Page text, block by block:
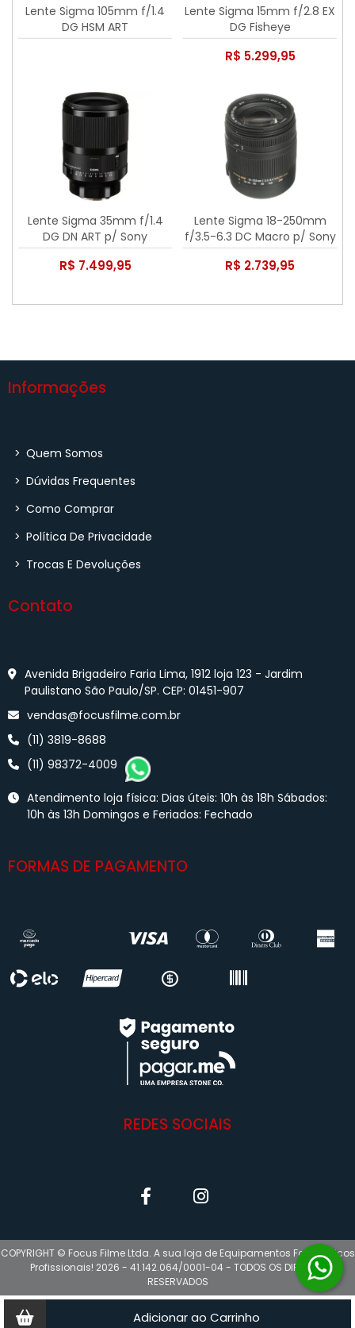
Adicionar ao Carrinho
Lente Sigma 105mm f/1.4
DG HSM ART
Lente Sigma 15mm f/2.8 EX
DG Fisheye
R$ 5.299,95
Lente Sigma 35mm f/1.4
DG DN ART p/ Sony
R$ 7.499,95
Lente Sigma 18-250mm
f/3.5-6.3 DC Macro p/ Sony
R$ 2.739,95
Informações
> Quem Somos
> Dúvidas Frequentes
> Como Comprar
> Política De Privacidade
> Trocas E Devoluções
Contato
Avenida Brigadeiro Faria Lima, 1912 loja 123 - Jardim
Paulistano São Paulo/SP. CEP: 01451-907
vendas@focusfilme.com.br
(11) 3819-8688
(11) 98372-4009
Atendimento loja física: Dias úteis: 10h às 18h Sábados:
10h às 13h Domingos e Feriados: Fechado
FORMAS DE PAGAMENTO
REDES SOCIAIS
COPYRIGHT © Focus Filme Ltda. A sua loja de Equipamentos Fotográficos
Profissionais! 2026 - 41.142.064/0001-04 - TODOS OS DIREITOS
RESERVADOS